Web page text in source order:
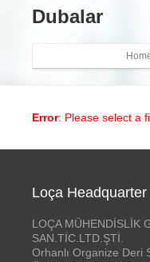
Dubalar
Error: Please select a
Loça Headquarter
LOÇA MÜHENDİSLİK
SAN.TİC.LTD.ŞTİ.
Orhanlı Organize Deri